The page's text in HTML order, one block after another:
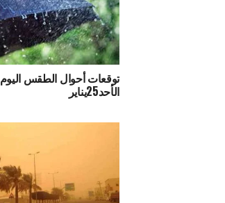
توقعات أحوال الطقس اليوم
الأحد25يناير